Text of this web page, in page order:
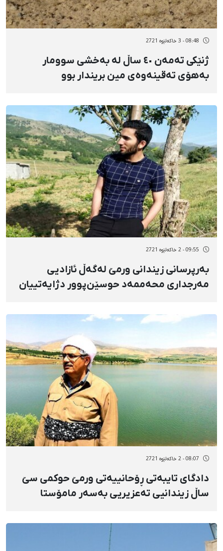
08:48 - 3 خاکەلێوه 2721
ژنێکی تەمەن ٤٠ ساڵ لە بەخشی سوومار
بەهۆی تەقینەوەی مین بریندار بوو
09:55 - 2 خاکەلێوه 2721
بەرپرسانی زیندانی ورمێ لەگەڵ ئازادیی
مەرجداری محەممەد حوسێن‌پوور دژایەتییان
08:07 - 2 خاکەلێوه 2721
دادگای تایبەتی ڕۆحانییەتی ورمێ حوکمی سێ
ساڵ زیندانیی تەعزیریی بەسەر مامۆستا